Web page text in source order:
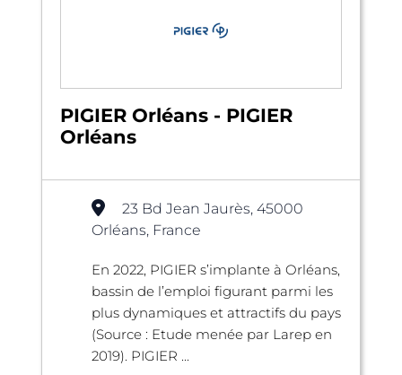
PIGIER Orléans - PIGIER
Orléans
23 Bd Jean Jaurès, 45000
Orléans, France
En 2022, PIGIER s’implante à Orléans,
bassin de l’emploi figurant parmi les
plus dynamiques et attractifs du pays
(Source : Etude menée par Larep en
2019). PIGIER ...